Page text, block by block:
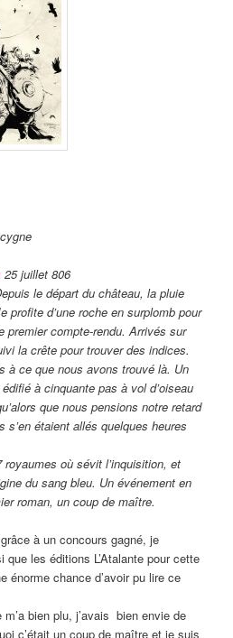
25 juillet 806
le départ du château, la pluie
profite d’une roche en surplomb pour
premier compte-rendu. Arrivés sur
la crête pour trouver des indices.
à ce que nous avons trouvé là. Un
à cinquante pas à vol d’oiseau
que nous pensions notre retard
étaient allés quelques heures
où sévit l’inquisition, et
du sang bleu. Un événement en
roman, un coup de maître.
à un concours gagné, je
les éditions L’Atalante pour cette
énorme chance d’avoir pu lire ce
bien plu, j’avais bien envie de
c’était un coup de maître et je suis